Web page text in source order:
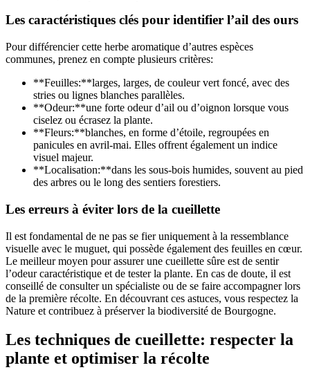
Les caractéristiques clés pour identifier l’ail des ours
Pour différencier cette herbe aromatique d’autres espèces
communes, prenez en compte plusieurs critères:
**Feuilles:**larges, larges, de couleur vert foncé, avec des
stries ou lignes blanches parallèles.
**Odeur:**une forte odeur d’ail ou d’oignon lorsque vous
ciselez ou écrasez la plante.
**Fleurs:**blanches, en forme d’étoile, regroupées en
panicules en avril-mai. Elles offrent également un indice
visuel majeur.
**Localisation:**dans les sous-bois humides, souvent au pied
des arbres ou le long des sentiers forestiers.
Les erreurs à éviter lors de la cueillette
Il est fondamental de ne pas se fier uniquement à la ressemblance
visuelle avec le muguet, qui possède également des feuilles en cœur.
Le meilleur moyen pour assurer une cueillette sûre est de sentir
l’odeur caractéristique et de tester la plante. En cas de doute, il est
conseillé de consulter un spécialiste ou de se faire accompagner lors
de la première récolte. En découvrant ces astuces, vous respectez la
Nature et contribuez à préserver la biodiversité de Bourgogne.
Les techniques de cueillette: respecter la
plante et optimiser la récolte